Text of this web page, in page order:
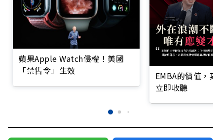
蘋果Apple Watch侵權！美國
「禁售令」生效
EMBA的價值，
立即收聽